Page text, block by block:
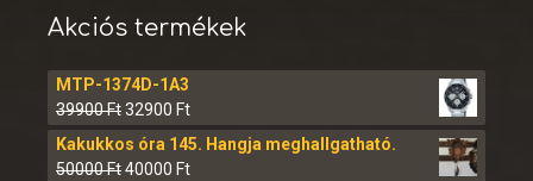
Akciós termékek
MTP-1374D-1A3
39900Ft32900 Ft
Kakukkos óra 145. Hangja meghallgatható.
50000Ft40000 Ft